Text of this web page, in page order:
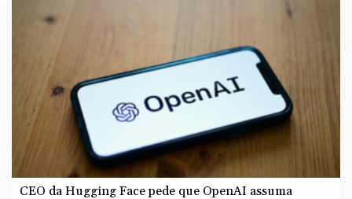
CEO da Hugging Face pede que OpenAI assuma